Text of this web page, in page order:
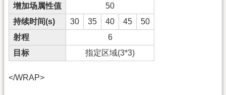
增加场属性值
50
持续时间(s)
30 35 40 45
50
射程
6
目标
指定区域(3*3)
</WRAP>